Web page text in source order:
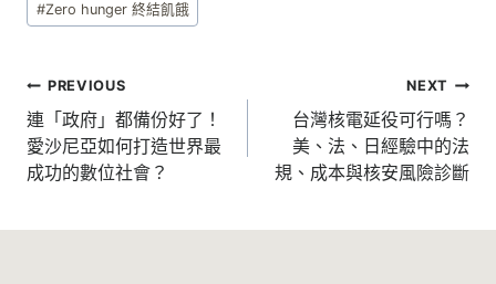
#Zero hunger 終結飢餓
文
章
導
PREVIOUS
連「政府」都備份好了！
愛沙尼亞如何打造世界最
成功的數位社會？
NEXT
台灣核電延役可行嗎？
美、法、日經驗中的法
規、成本與核安風險診斷